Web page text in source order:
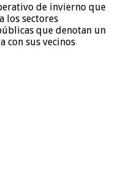
de invierno que
los sectores
que denotan un
con sus vecinos